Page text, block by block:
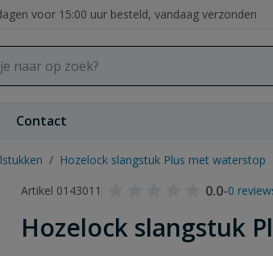
voor 15:00 uur besteld, vandaag verzonden
Contact
/ Hozelock slangstuk Plus met waterstop
Artikel 0143011
0.0-0
Hozelock slangstuk